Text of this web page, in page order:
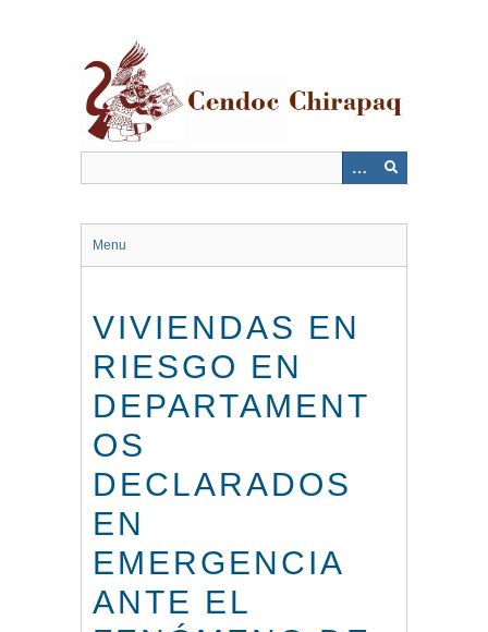
Menu
VIVIENDAS EN
RIESGO EN
DEPARTAMENT
OS
DECLARADOS
EN
EMERGENCIA
ANTE EL